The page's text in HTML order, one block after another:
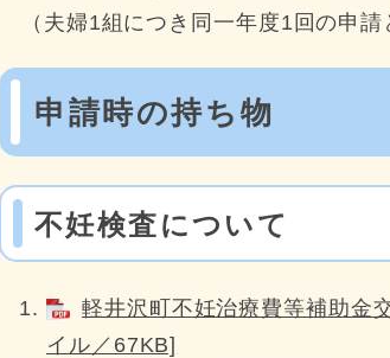
（夫婦1組につき同一年度1回の申請
申請時の持ち物
不妊検査について
軽井沢町不妊治療費等補助金
イル／67KB]